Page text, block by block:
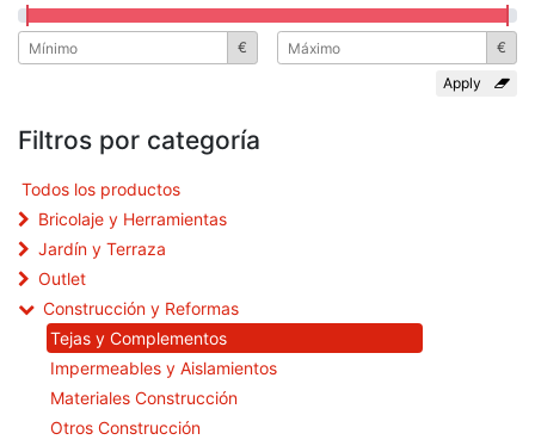
€ €
Filtros por categoría
Todos los productos
Bricolaje y Herramientas
Jardín y Terraza
Outlet
Construcción y Reformas
Tejas y Complementos
Impermeables y Aislamientos
Materiales Construcción
Otros Construcción